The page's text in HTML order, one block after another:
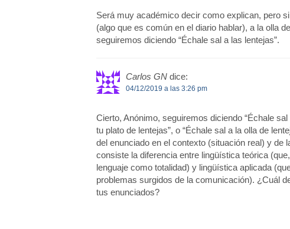
Será muy académico decir como explican, pero
(algo que es común en el diario hablar), a la olla
seguiremos diciendo “Échale sal a las lentejas”.
Carlos GN dice:
04/12/2019 a las 3:26 pm
Cierto, Anónimo, seguiremos diciendo “Échale
tu plato de lentejas”, o “Échale sal a la olla de
del enunciado en el contexto (situación real) y de
consiste la diferencia entre lingüística teórica
lenguaje como totalidad) y lingüística aplicada
problemas surgidos de la comunicación). ¿Cuál
tus enunciados?